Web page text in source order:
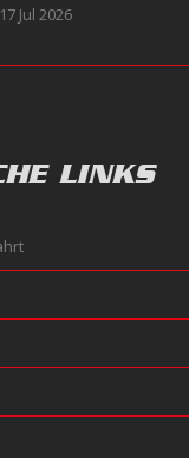
17 Jul 2026
LINKS